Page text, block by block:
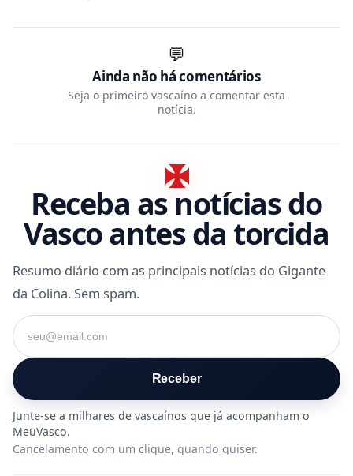
💬
Ainda não há comentários
Seja o primeiro vascaíno a comentar esta
notícia.
Receba as notícias do
Vasco antes da torcida
Resumo diário com as principais notícias do Gigante
da Colina. Sem spam.
Seu e-mail
Receber
Cancelamento com um clique, quando quiser.